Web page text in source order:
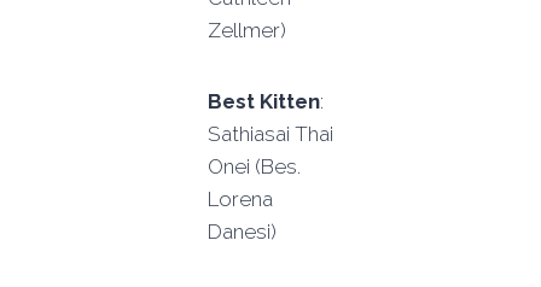
Zellmer)
Best Kitten:
Sathiasai Thai
Onei (Bes.
Lorena
Danesi)